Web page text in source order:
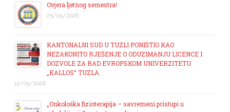
Ovjera ljetnog semestra!
25/05/2026
KANTONALNI SUD U TUZLI PONIŠTIO KAO
NEZAKONITO RJEŠENJE O ODUZIMANJU LICENCE I
DOZVOLE ZA RAD EVROPSKOM UNIVERZITETU
„KALLOS“ TUZLA
12/05/2026
„Onkološka fizioterapija – savremeni pristupi u